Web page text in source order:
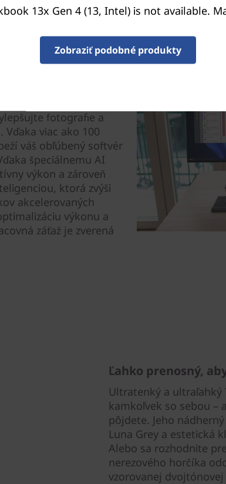
fotografie a
viac ako 100
váš obľúbený softvér
špeciálnemu AI
výkon a zároveň
ktorá zvýši
akcelerovaných
výkonu a
záťaž je zverená
Ľahko prenosný,
Ultratenký a ultraľahký
kamkoľvek so sebou –
pôjdete. Jeho
Luna Grey a estetická
Alebo sa rozhodnite
nerezového horčíka
vzorovanej dvojtónovej
13x Gen 4 (13, Intel) is not available.
Zobraziť podobné produkty